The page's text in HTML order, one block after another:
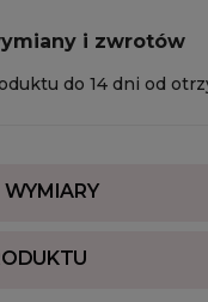
i zwrotów
do 14 dni od